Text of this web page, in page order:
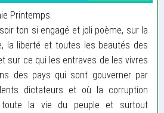
Printemps.
ton si engagé et joli poème, sur la
la liberté et toutes les beautés des
sur ce qui les entraves de les vivres
des pays qui sont gouverner par
dictateurs et où la corruption
toute la vie du peuple et surtout